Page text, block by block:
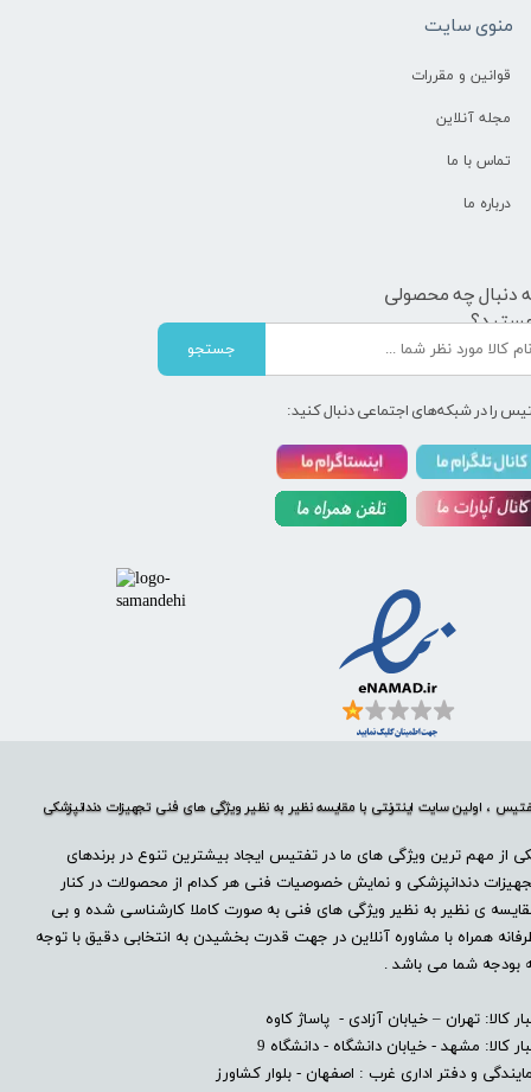
، اولین سایت اینترنتی با مقایسه نظیر به نظیر ویژگی های فنی تجهیزات دندانپزشکی
از مهم ترین ویژگی های ما در تفتیس ایجاد بیشترین تنوع در برندهای
دندانپزشکی و نمایش خصوصیات فنی هر کدام از محصولات در کنار
ی نظیر به نظیر ویژگی های فنی به صورت کاملا کارشناسی شده و بی
همراه با مشاوره آنلاین در جهت قدرت بخشیدن به انتخابی دقیق با توجه
بودجه شما می باشد .
کالا: تهران – خیابان آزادی - پاساژ کاوه
کالا: مشهد - خیابان دانشگاه - دانشگاه 9
و دفتر اداری غرب : اصفهان - بلوار کشاورز​​​​​​​
منوی سایت
قوانین و مقررات
مجله آنلاین
تماس با ما
درباره ما
دنبال چه محصولی
جستجو
را در شبکه‌های اجتماعی دنبال کنید: